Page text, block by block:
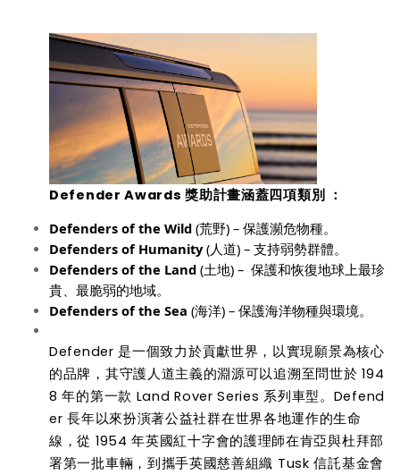
Defender Awards獎助計畫涵蓋四項類別 ：
Defenders of the Wild (荒野) – 保護瀕危物種。
Defenders of Humanity(人道) – 支持弱勢群體。
Defenders of the Land (土地) – 保護和恢復地球上最珍
貴、最脆弱的地域。
Defenders of the Sea (海洋) – 保護海洋物種與環境。
Defender是一個致力於貢獻世界，以實現願景為核心
的品牌，其守護人道主義的淵源可以追溯至問世於 194
8年的第一款 Land Rover Series 系列車型。 Defend
er長年以來扮演著公益社群在世界各地運作的生命
線，從 1954年英國紅十字會的護理師在肯亞與杜拜部
署第一批車輛，到攜手英國慈善組織 Tusk信託基金會